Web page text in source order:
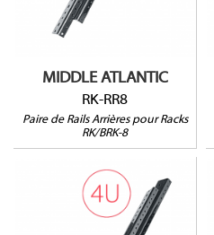
MIDDLE ATLANTIC
RK-RR8
Paire de Rails Arrières pour Racks
RK/BRK-8
Vendu par paire